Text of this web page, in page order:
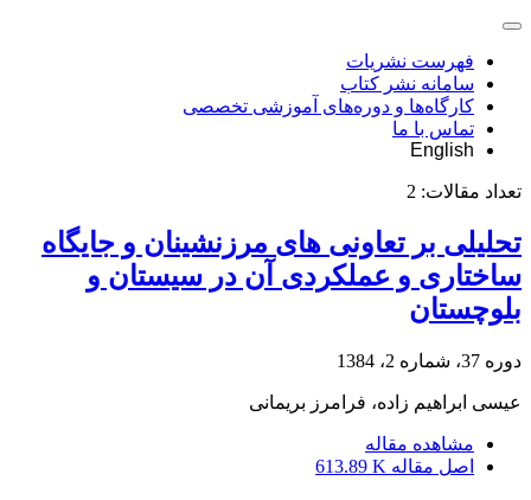
فهرست نشریات
سامانه نشر کتاب
کارگاه‌ها و دوره‌های آموزشی تخصصی
تماس با ما
English
تعداد مقالات: 2
تحلیلی بر تعاونی های مرزنشینان و جایگاه
ساختاری و عملکردی آن در سیستان و
بلوچستان
دوره 37، شماره 2، 1384
عیسی ابراهیم زاده، فرامرز بریمانی
مشاهده مقاله
اصل مقاله 613.89 K